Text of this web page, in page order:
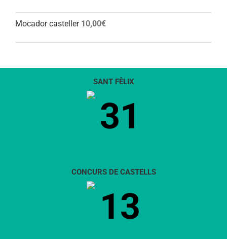
Mocador casteller 10,00€
SANT FÈLIX
31
CONCURS DE CASTELLS
13